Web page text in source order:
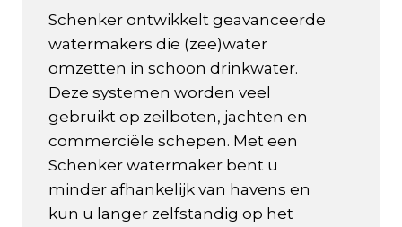
Schenker ontwikkelt geavanceerde
watermakers die (zee)water
omzetten in schoon drinkwater.
Deze systemen worden veel
gebruikt op zeilboten, jachten en
commerciële schepen. Met een
Schenker watermaker bent u
minder afhankelijk van havens en
kun u langer zelfstandig op het